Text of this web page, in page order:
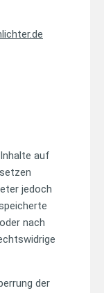
auf
jedoch
nach
der